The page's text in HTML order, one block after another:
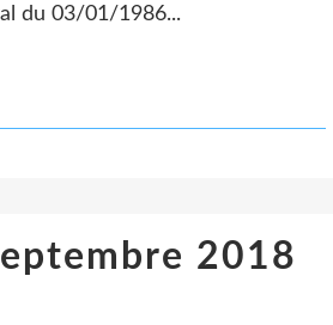
du 03/01/1986...
2018